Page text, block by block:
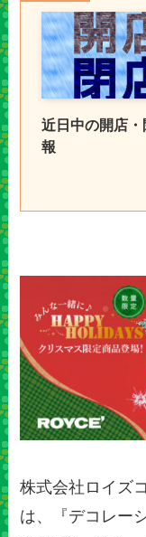
近日中の開店・
報
株式会社ロイズ
は、『デコレー